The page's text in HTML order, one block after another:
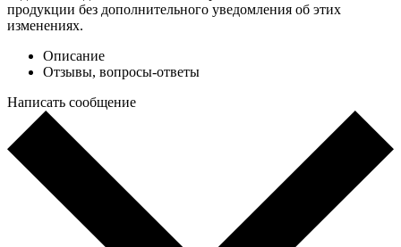
продукции без дополнительного уведомления об этих
изменениях.
Описание
Отзывы, вопросы-ответы
Написать сообщение